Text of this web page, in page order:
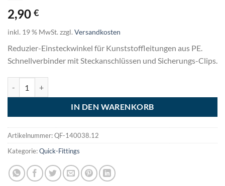
2,90 €
inkl. 19 % MwSt. zzgl. Versandkosten
Reduzier-Einsteckwinkel für Kunststoffleitungen aus PE.
Schnellverbinder mit Steckanschlüssen und Sicherungs-Clips.
IN DEN WARENKORB
Artikelnummer:QF-140038.12
Kategorie:Quick-Fittings